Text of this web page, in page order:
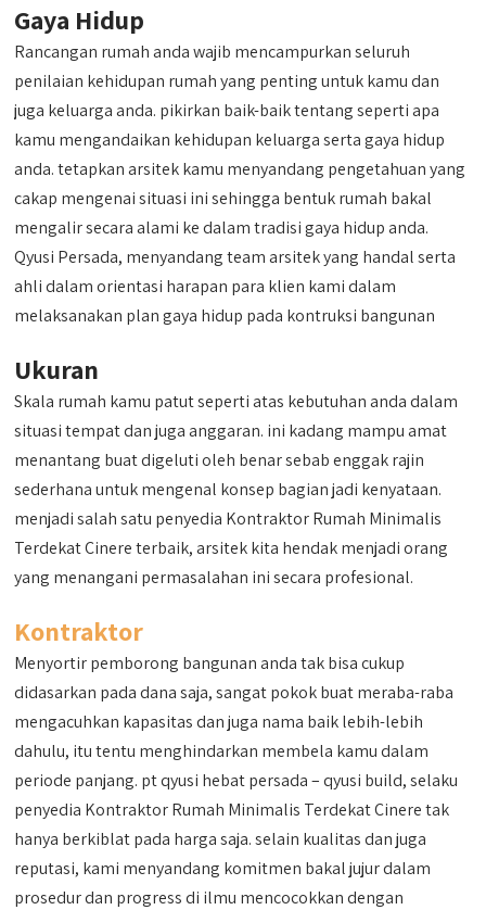
Gaya Hidup
Rancangan rumah anda wajib mencampurkan seluruh
penilaian kehidupan rumah yang penting untuk kamu dan
juga keluarga anda. pikirkan baik-baik tentang seperti apa
kamu mengandaikan kehidupan keluarga serta gaya hidup
anda. tetapkan arsitek kamu menyandang pengetahuan yang
cakap mengenai situasi ini sehingga bentuk rumah bakal
mengalir secara alami ke dalam tradisi gaya hidup anda.
Qyusi Persada, menyandang team arsitek yang handal serta
ahli dalam orientasi harapan para klien kami dalam
melaksanakan plan gaya hidup pada kontruksi bangunan
Ukuran
Skala rumah kamu patut seperti atas kebutuhan anda dalam
situasi tempat dan juga anggaran. ini kadang mampu amat
menantang buat digeluti oleh benar sebab enggak rajin
sederhana untuk mengenal konsep bagian jadi kenyataan.
menjadi salah satu penyedia Kontraktor Rumah Minimalis
Terdekat Cinere terbaik, arsitek kita hendak menjadi orang
yang menangani permasalahan ini secara profesional.
Kontraktor
Menyortir pemborong bangunan anda tak bisa cukup
didasarkan pada dana saja, sangat pokok buat meraba-raba
mengacuhkan kapasitas dan juga nama baik lebih-lebih
dahulu, itu tentu menghindarkan membela kamu dalam
periode panjang. pt qyusi hebat persada – qyusi build, selaku
penyedia Kontraktor Rumah Minimalis Terdekat Cinere tak
hanya berkiblat pada harga saja. selain kualitas dan juga
reputasi, kami menyandang komitmen bakal jujur dalam
prosedur dan progress di ilmu mencocokkan dengan